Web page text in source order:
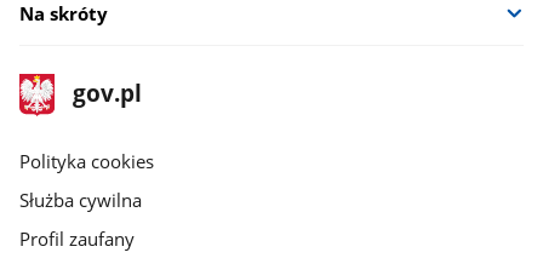
Na skróty
stopka
gov.pl
Strona
gov.pl
gov.pl
Polityka cookies
Służba cywilna
Profil zaufany